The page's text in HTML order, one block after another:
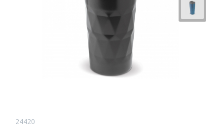
24420